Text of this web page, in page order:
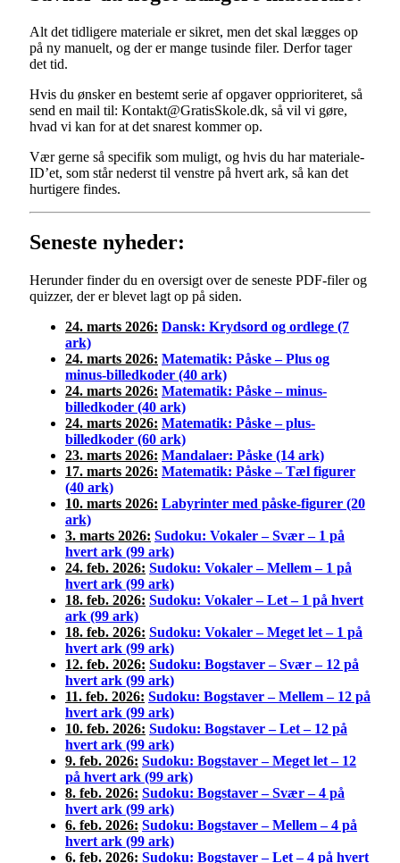
Alt det tidligere materiale er sikret, men det skal lægges op
på ny manuelt, og der er mange tusinde filer. Derfor tager
det tid.
Hvis du ønsker en bestemt serie af opgaver opprioriteret, så
send en mail til: Kontakt@GratisSkole.dk, så vil vi gøre,
hvad vi kan for at det snarest kommer op.
Vær gerne så specifik som muligt, og hvis du har materiale-
ID’et, som står nederst til venstre på hvert ark, så kan det
hurtigere findes.
Seneste nyheder:
Herunder finder du en oversigt over de seneste PDF-filer og
quizzer, der er blevet lagt op på siden.
24. marts 2026: Dansk: Krydsord og ordlege (7
ark)
24. marts 2026: Matematik: Påske – Plus og
minus-billedkoder (40 ark)
24. marts 2026: Matematik: Påske – minus-
billedkoder (40 ark)
24. marts 2026: Matematik: Påske – plus-
billedkoder (60 ark)
23. marts 2026: Mandalaer: Påske (14 ark)
17. marts 2026: Matematik: Påske – Tæl figurer
(40 ark)
10. marts 2026: Labyrinter med påske-figurer (20
ark)
3. marts 2026: Sudoku: Vokaler – Svær – 1 på
hvert ark (99 ark)
24. feb. 2026: Sudoku: Vokaler – Mellem – 1 på
hvert ark (99 ark)
18. feb. 2026: Sudoku: Vokaler – Let – 1 på hvert
ark (99 ark)
18. feb. 2026: Sudoku: Vokaler – Meget let – 1 på
hvert ark (99 ark)
12. feb. 2026: Sudoku: Bogstaver – Svær – 12 på
hvert ark (99 ark)
11. feb. 2026: Sudoku: Bogstaver – Mellem – 12 på
hvert ark (99 ark)
10. feb. 2026: Sudoku: Bogstaver – Let – 12 på
hvert ark (99 ark)
9. feb. 2026: Sudoku: Bogstaver – Meget let – 12
på hvert ark (99 ark)
8. feb. 2026: Sudoku: Bogstaver – Svær – 4 på
hvert ark (99 ark)
6. feb. 2026: Sudoku: Bogstaver – Mellem – 4 på
hvert ark (99 ark)
6. feb. 2026: Sudoku: Bogstaver – Let – 4 på hvert